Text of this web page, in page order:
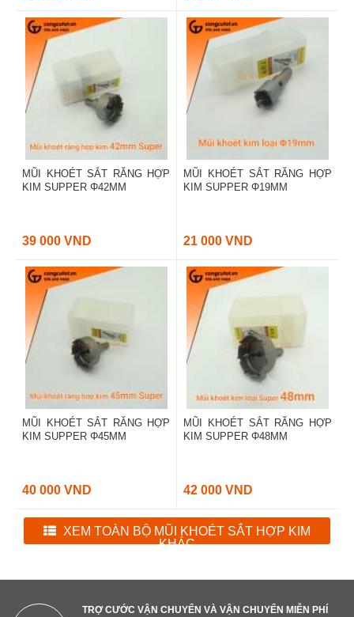
MŨI KHOÉT SẮT RĂNG HỢP
KIM SUPPER Φ42MM
39 000 VND
MŨI KHOÉT SẮT RĂNG HỢP
KIM SUPPER Φ19MM
21 000 VND
MŨI KHOÉT SẮT RĂNG HỢP
KIM SUPPER Φ45MM
40 000 VND
MŨI KHOÉT SẮT RĂNG HỢP
KIM SUPPER Φ48MM
42 000 VND
XEM TOÀN BỘ MŨI KHOÉT SẮT HỢP KIM
KHÁC
TRỢ CƯỚC VẬN CHUYỂN VÀ VẬN CHUYỂN MIỄN PHÍ